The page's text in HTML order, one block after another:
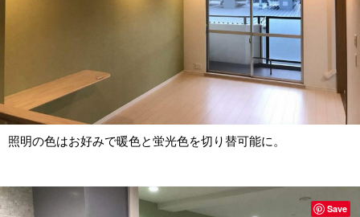
照明の色はお好みで暖色と蛍光色を切り替可能に。
Save